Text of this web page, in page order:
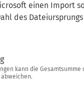
einen Import
des
kann die